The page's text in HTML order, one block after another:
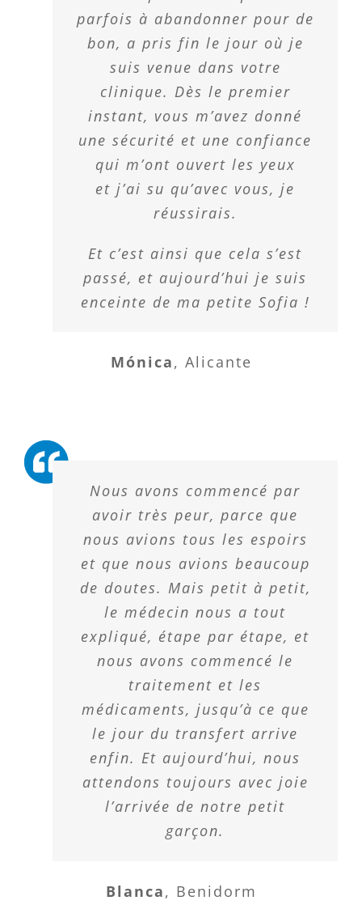
parfois à abandonner pour de
bon, a pris fin le jour où je
suis venue dans votre
clinique. Dès le premier
instant, vous m’avez donné
une sécurité et une confiance
qui m’ont ouvert les yeux
et j’ai su qu’avec vous, je
réussirais.
Et c’est ainsi que cela s’est
passé, et aujourd’hui je suis
enceinte de ma petite Sofia !
Mónica, Alicante
Nous avons commencé par
avoir très peur, parce que
nous avions tous les espoirs
et que nous avions beaucoup
de doutes. Mais petit à petit,
le médecin nous a tout
expliqué, étape par étape, et
nous avons commencé le
traitement et les
médicaments, jusqu’à ce que
le jour du transfert arrive
enfin. Et aujourd’hui, nous
attendons toujours avec joie
l’arrivée de notre petit
garçon.
Blanca, Benidorm